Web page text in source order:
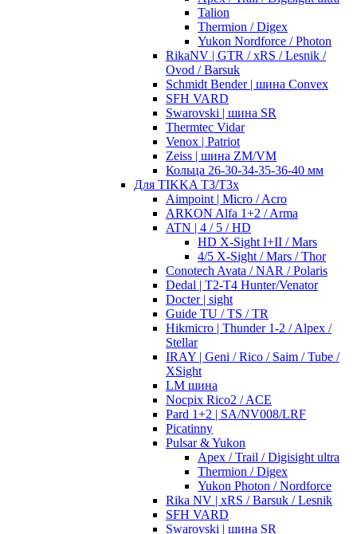
Talion
Thermion / Digex
Yukon Nordforce / Photon
RikaNV | GTR / xRS / Lesnik /
Ovod / Barsuk
Schmidt Bender | шина Convex
SFH VARD
Swarovski | шина SR
Thermtec Vidar
Venox | Patriot
Zeiss | шина ZM/VM
Кольца 26-30-34-35-36-40 мм
Для TIKKA T3/T3x
Aimpoint | Micro / Acro
ARKON Alfa 1+2 / Arma
ATN | 4 / 5 / HD
HD X-Sight I+II / Mars
4/5 X-Sight / Mars / Thor
Conotech Avata / NAR / Polaris
Dedal | T2-T4 Hunter/Venator
Docter | sight
Guide TU / TS / TR
Hikmicro | Thunder 1-2 / Alpex /
Stellar
IRAY | Geni / Rico / Saim / Tube /
XSight
LM шина
Nocpix Rico2 / ACE
Pard 1+2 | SA/NV008/LRF
Picatinny
Pulsar & Yukon
Apex / Trail / Digisight ultra
Thermion / Digex
Yukon Photon / Nordforce
Rika NV | xRS / Barsuk / Lesnik
SFH VARD
Swarovski | шина SR